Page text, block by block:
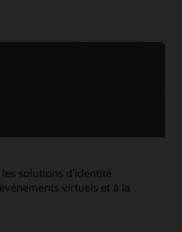
solutions d'identité
virtuels et à la